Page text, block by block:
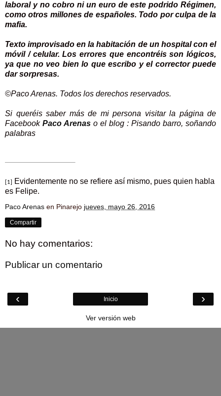
laboral y no cobro ni un euro de este podrido Régimen,
como otros millones de españoles. Todo por culpa de la
mafia.
Texto improvisado en la habitación de un hospital con el
móvil / celular. Los errores que encontréis son lógicos,
ya que no veo bien lo que escribo y el corrector puede
dar sorpresas.
©Paco Arenas. Todos los derechos reservados.
Si queréis saber más de mi persona visitar la página de
Facebook Paco Arenas o el blog : Pisando barro, soñando
palabras
[1]
Evidentemente no se refiere así mismo, pues quien habla
es Felipe.
Paco Arenas en Pinarejo jueves, mayo 26, 2016
Compartir
No hay comentarios:
Publicar un comentario
‹ ›
Inicio
Ver versión web